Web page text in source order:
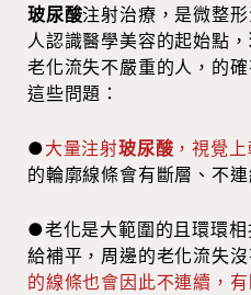
玻尿酸注射治療，是微整
人認識醫學美容的起始點，
老化流失不嚴重的人，的
這些問題：
●大量注射玻尿酸 ，視覺
的輪廓線條會有斷層、不
●老化是大範圍的且環環
給補平，周邊的老化流失
的線條也會因此不連續，